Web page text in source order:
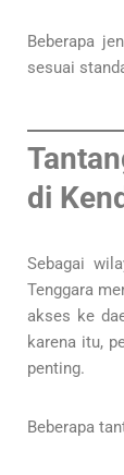
Beberapa
sesuai
di
Sebagai
Tenggara
akses ke
karena itu,
penting.
Beberapa